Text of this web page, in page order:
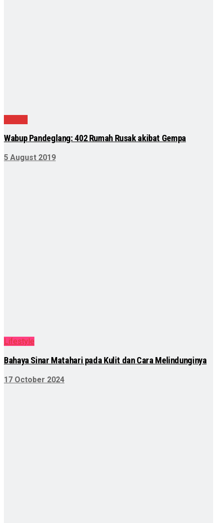
Wabup Pandeglang: 402 Rumah Rusak akibat Gempa
5 August 2019
Lifestyle
Bahaya Sinar Matahari pada Kulit dan Cara Melindunginya
17 October 2024